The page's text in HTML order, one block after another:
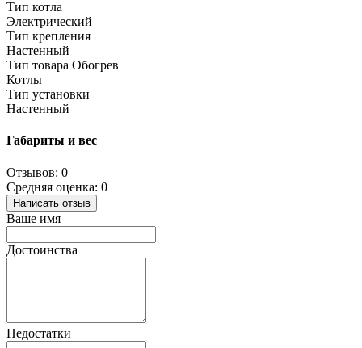
Тип котла
Электрический
Тип крепления
Настенный
Тип товара Обогрев
Котлы
Тип установки
Настенный
Габариты и вес
Отзывов: 0
Средняя оценка: 0
Написать отзыв
Ваше имя
Достоинства
Недостатки